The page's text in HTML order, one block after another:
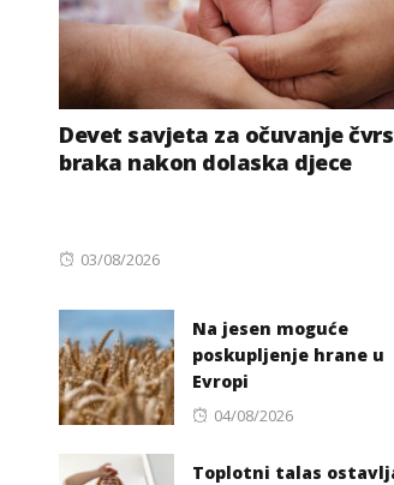
Devet savjeta za očuvanje
braka nakon dolaska djece
Posted
03/08/2026
Na jesen moguće
poskupljenje hrane u
Evropi
Posted
04/08/2026
Toplotni talas